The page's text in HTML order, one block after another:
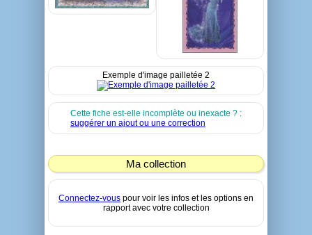
Exemple d'image pailletée 2
Cette fiche est-elle incomplète ou inexacte ? :
suggérer un ajout ou une correction
Ma collection
Connectez-vous pour voir les infos et les options en
rapport avec votre collection